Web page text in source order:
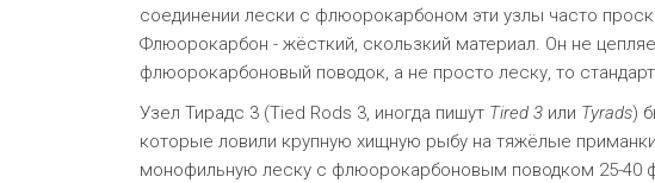
соединении лески с флюорокарбоном эти узлы часто
Флюорокарбон - жёсткий, скользкий материал. Он не
флюорокарбоновый поводок, а не просто леску, то
Узел Тирадс 3 (Tied Rods 3, иногда пишут Tired 3 или Tyrads)
которые ловили крупную хищную рыбу на тяжёлые
монофильную леску с флюорокарбоновым поводком 25-40